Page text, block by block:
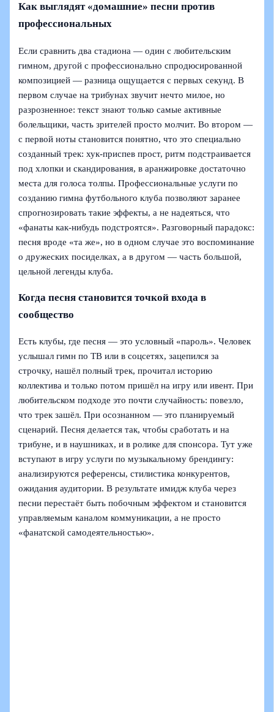
Как выглядят «домашние» песни против
профессиональных
Если сравнить два стадиона — один с любительским
гимном, другой с профессионально спродюсированной
композицией — разница ощущается с первых секунд. В
первом случае на трибунах звучит нечто милое, но
разрозненное: текст знают только самые активные
болельщики, часть зрителей просто молчит. Во втором —
с первой ноты становится понятно, что это специально
созданный трек: хук-приспев прост, ритм подстраивается
под хлопки и скандирования, в аранжировке достаточно
места для голоса толпы. Профессиональные услуги по
созданию гимна футбольного клуба позволяют заранее
спрогнозировать такие эффекты, а не надеяться, что
«фанаты как-нибудь подстроятся». Разговорный парадокс:
песня вроде «та же», но в одном случае это воспоминание
о дружеских посиделках, а в другом — часть большой,
цельной легенды клуба.
Когда песня становится точкой входа в
сообщество
Есть клубы, где песня — это условный «пароль». Человек
услышал гимн по ТВ или в соцсетях, зацепился за
строчку, нашёл полный трек, прочитал историю
коллектива и только потом пришёл на игру или ивент. При
любительском подходе это почти случайность: повезло,
что трек зашёл. При осознанном — это планируемый
сценарий. Песня делается так, чтобы сработать и на
трибуне, и в наушниках, и в ролике для спонсора. Тут уже
вступают в игру услуги по музыкальному брендингу:
анализируются референсы, стилистика конкурентов,
ожидания аудитории. В результате имидж клуба через
песни перестаёт быть побочным эффектом и становится
управляемым каналом коммуникации, а не просто
«фанатской самодеятельностью».